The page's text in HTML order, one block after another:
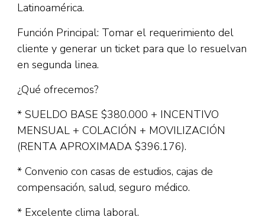
Latinoamérica.
Función Principal: Tomar el requerimiento del
cliente y generar un ticket para que lo resuelvan
en segunda linea.
¿Qué ofrecemos?
* SUELDO BASE $380.000 + INCENTIVO
MENSUAL + COLACIÓN + MOVILIZACIÓN
(RENTA APROXIMADA $396.176).
* Convenio con casas de estudios, cajas de
compensación, salud, seguro médico.
* Excelente clima laboral.